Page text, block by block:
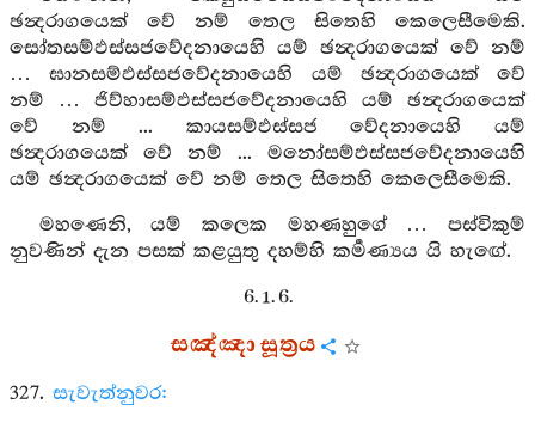
ඡන්‍දරාගයෙක් වේ නම් තෙල සිතෙහි කෙලෙසීමෙකි.
සෝතසම්ඵස්සජවේදනායෙහි යම් ඡන්‍දරාගයෙක් වේ නම්
… ඝානසම්ඵස්සජවේදනායෙහි යම් ඡන්‍දරාගයෙක් වේ
නම් … ජිව්හාසම්ඵස්සජවේදනායෙහි යම් ඡන්‍දරාගයෙක්
වේ නම් ... කායසම්ඵස්සජ වේදනායෙහි යම්
ඡන්‍දරාගයෙක් වේ නම් ... මනෝසම්ඵස්සජවේදනායෙහි
යම් ඡන්‍දරාගයෙක් වේ නම් තෙල සිතෙහි කෙලෙසීමෙකි.
මහණෙනි, යම් කලෙක මහණහුගේ … පස්විකුම්
නුවණින් දැන පසක් කළයුතු දහම්හි කර්‍මණ්‍යය යි හැඟේ.
6. 1. 6.
සඤ්ඤා සූත්‍රය
327. සැවැත්නුවර: